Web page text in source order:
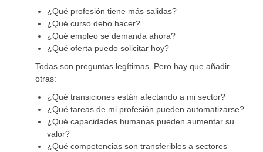
¿Qué profesión tiene más salidas?
¿Qué curso debo hacer?
¿Qué empleo se demanda ahora?
¿Qué oferta puedo solicitar hoy?
Todas son preguntas legítimas. Pero hay que añadir
otras:
¿Qué transiciones están afectando a mi sector?
¿Qué tareas de mi profesión pueden automatizarse?
¿Qué capacidades humanas pueden aumentar su
valor?
¿Qué competencias son transferibles a sectores